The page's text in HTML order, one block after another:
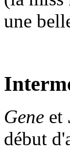
une
Gene et
début